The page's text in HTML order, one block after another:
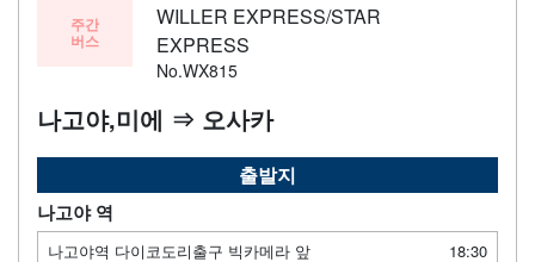
주간
버스
WILLER EXPRESS/STAR
EXPRESS
No.WX815
나고야,미에 ⇒ 오사카
출발지
나고야 역
나고야역 다이코도리출구 빅카메라 앞 18:30